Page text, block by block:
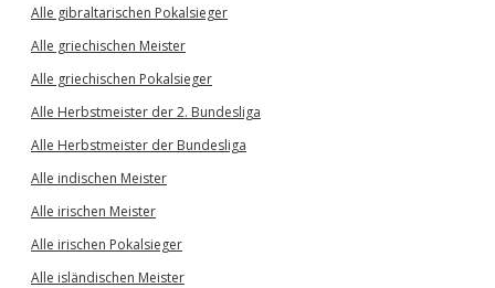
Alle gibraltarischen Pokalsieger
Alle griechischen Meister
Alle griechischen Pokalsieger
Alle Herbstmeister der 2. Bundesliga
Alle Herbstmeister der Bundesliga
Alle indischen Meister
Alle irischen Meister
Alle irischen Pokalsieger
Alle isländischen Meister